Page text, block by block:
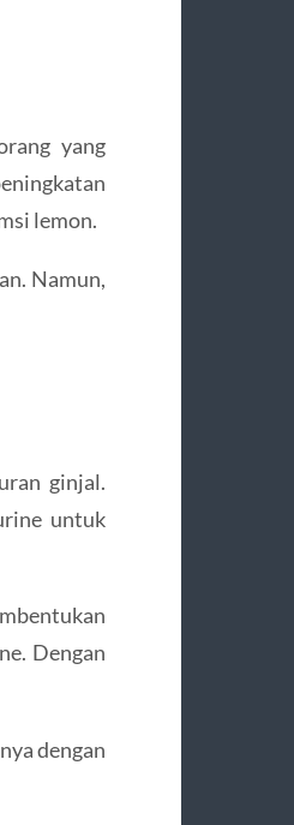
yang
lemon.
Namun,
ginjal.
untuk
Dengan
dengan